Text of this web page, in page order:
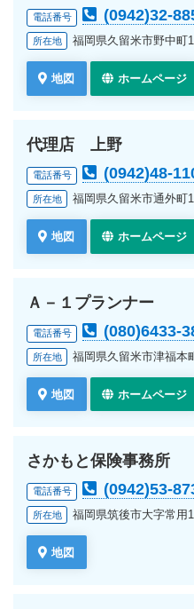
電話番号 (0942)32-
所在地 福岡県久留米市野中町
地図 ホームページ
代理店 上野
電話番号 (0942)48-
所在地 福岡県久留米市通外町
地図 ホームページ
Ａ－１プランナー
電話番号 (080)6433-
所在地 福岡県久留米市津福本
地図 ホームページ
さかもと保険事務所
電話番号 (0942)53-
所在地 福岡県筑後市大字常用
地図